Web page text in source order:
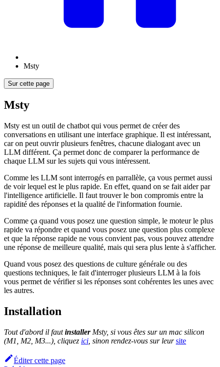
Msty
Sur cette page
Msty
Msty est un outil de chatbot qui vous permet de créer des
conversations en utilisant une interface graphique. Il est intéressant,
car on peut ouvrir plusieurs fenêtres, chacune dialogant avec un
LLM différent. Ça permet donc de comparer la performance de
chaque LLM sur les sujets qui vous intéressent.
Comme les LLM sont interrogés en parrallèle, ça vous permet aussi
de voir lequel est le plus rapide. En effet, quand on se fait aider par
l'intelligence artificielle. Il faut trouver le bon compromis entre la
rapidité des réponses et la qualité de l'information fournie.
Comme ça quand vous posez une question simple, le moteur le plus
rapide va répondre et quand vous posez une question plus complexe
et que la réponse rapide ne vous convient pas, vous pouvez attendre
une réponse de meilleure qualité, mais qui sera plus lente à s'afficher.
Quand vous posez des questions de culture générale ou des
questions techniques, le fait d'interroger plusieurs LLM à la fois
vous permet de vérifier si les réponses sont cohérentes les unes avec
les autres.
Installation
Tout d'abord il fautinstallerMsty, si vous êtes sur un mac silicon
(M1, M2, M3...), cliquez ici , sinon rendez-vous sur leur site
Éditer cette page